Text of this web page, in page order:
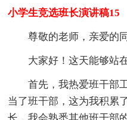
小学生竞选班长演讲稿15
尊敬的老师，亲爱的
大家好！这天能够站
首先，我热爱班干部
当了班干部，这为我积累